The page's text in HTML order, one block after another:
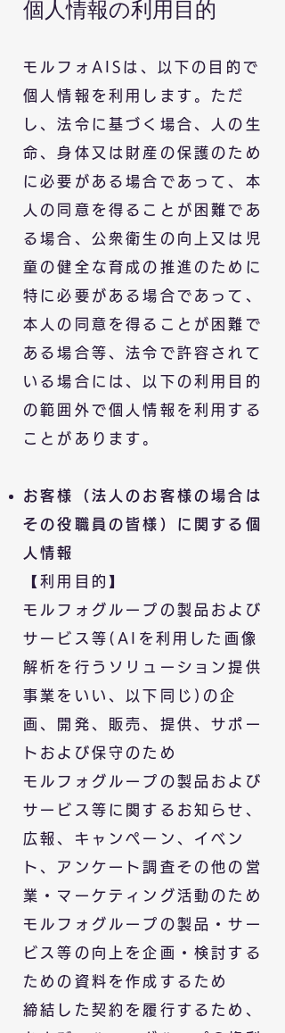
個人情報の利用 目的
モルフォAISは、以下の目的で
個人情報を利用します。ただ
し、法令に基づく場合、人の生
命、身体又は財産の保護のため
に必要がある場合であって、本
人の同意を得ることが困難であ
る場合、公衆衛生の向上又は児
童の健全な育成の推進のために
特に必要がある場合であって、
本人の同意を得ることが困難で
ある場合等、法令で許容されて
いる場合には、以下の利用目的
の範囲外で個人情報を利用する
ことがあります。
お客様（法人のお客様の場合は
その役職員の皆様）に関する個
人情報
【利用目的】
モルフォグループの製品および
サービス等(AIを利用した画像
解析を行うソリューション提供
事業をいい、以下同じ)の企
画、開発、販売、提供、サポー
トおよび保守のため
モルフォグループの製品および
サービス等に関するお知らせ、
広報、キャンペーン、イベン
ト、アンケート調査その他の営
業・マーケティング活動のため
モルフォグループの製品・サー
ビス等の向上を企画・検討する
ための資料を作成するため
締結した契約を履行するため、